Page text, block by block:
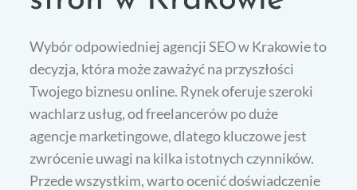
Wybór odpowiedniej agencji SEO w Krakowie to
decyzja, która może zaważyć na przyszłości
Twojego biznesu online. Rynek oferuje szeroki
wachlarz usług, od freelancerów po duże
agencje marketingowe, dlatego kluczowe jest
zwrócenie uwagi na kilka istotnych czynników.
Przede wszystkim, warto ocenić doświadczenie